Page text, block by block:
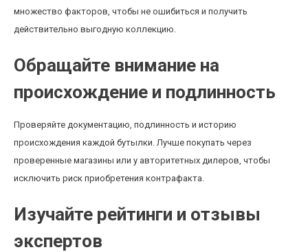
множество факторов, чтобы не ошибиться и получить
действительно выгодную коллекцию.
Обращайте внимание на
происхождение и подлинность
Проверяйте документацию, подлинность и историю
происхождения каждой бутылки. Лучше покупать через
проверенные магазины или у авторитетных дилеров, чтобы
исключить риск приобретения контрафакта.
Изучайте рейтинги и отзывы
экспертов